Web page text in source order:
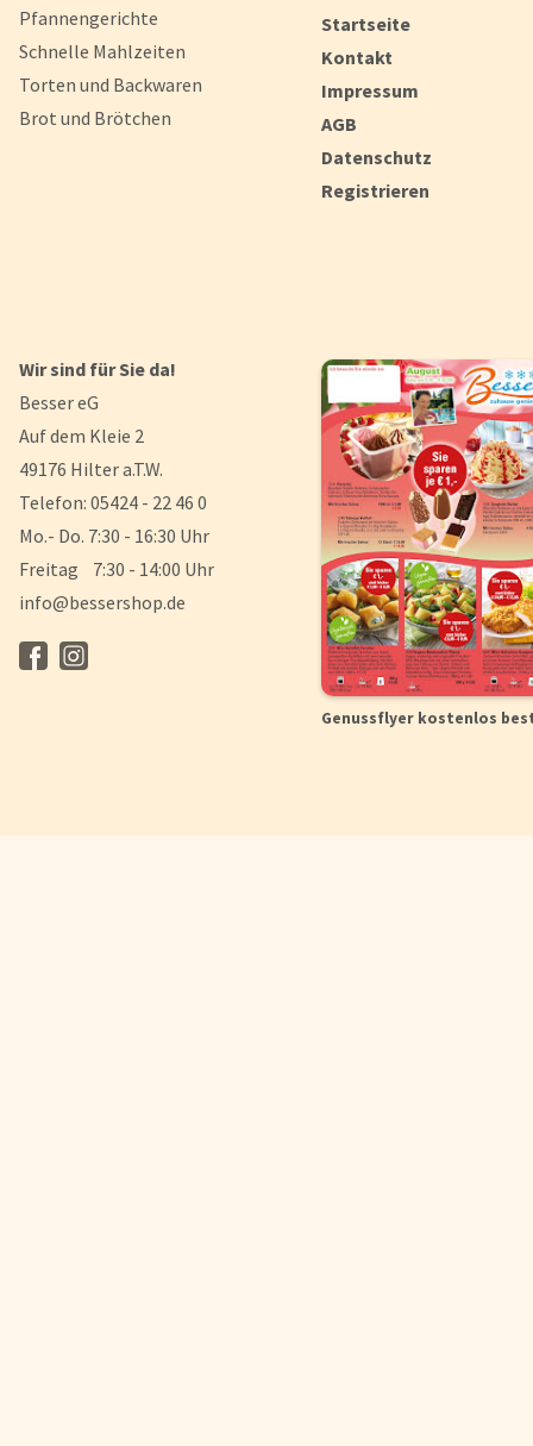
Pfannengerichte
Schnelle Mahlzeiten
Torten und Backwaren
Brot und Brötchen
Startseite
Kontakt
Impressum
AGB
Datenschutz
Registrieren
Wir sind für Sie da!
Besser eG
Auf dem Kleie 2
49176 Hilter a.T.W.
Telefon: 05424 - 22 46 0
Mo.- Do. 7:30 - 16:30 Uhr
Freitag 7:30 - 14:00 Uhr
info@bessershop.de
Genussflyer kostenlos